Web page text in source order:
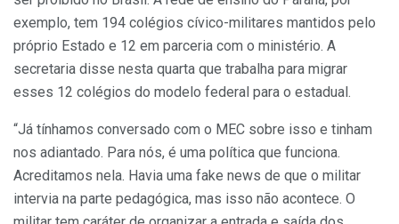
exemplo, tem 194 colégios cívico-militares mantidos pelo
próprio Estado e 12 em parceria com o ministério. A
secretaria disse nesta quarta que trabalha para migrar
esses 12 colégios do modelo federal para o estadual.
“Já tínhamos conversado com o MEC sobre isso e tinham
nos adiantado. Para nós, é uma política que funciona.
Acreditamos nela. Havia uma fake news de que o militar
intervia na parte pedagógica, mas isso não acontece. O